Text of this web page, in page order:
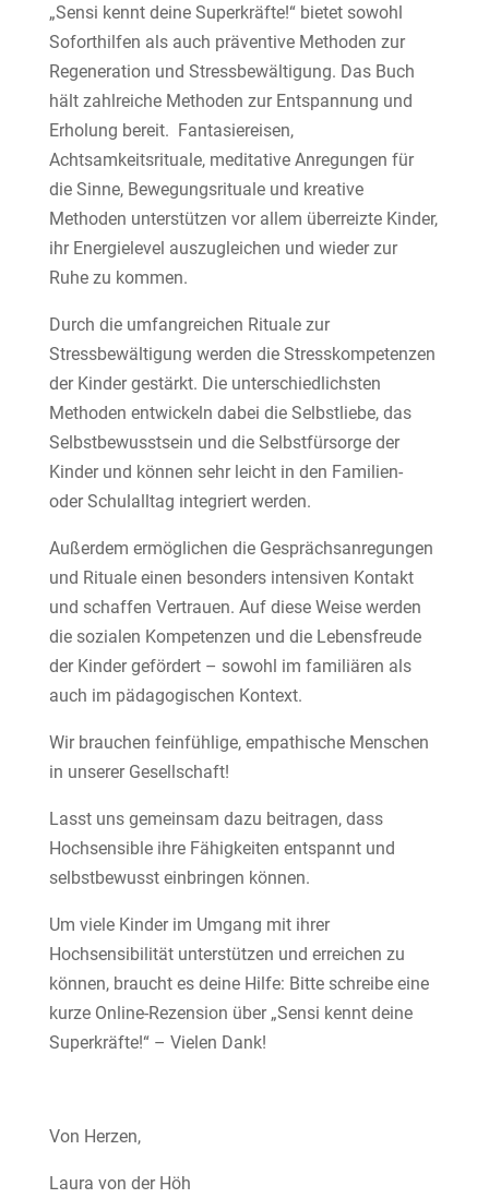
„Sensi kennt deine Superkräfte!“ bietet sowohl
Soforthilfen als auch präventive Methoden zur
Regeneration und Stressbewältigung. Das Buch
hält zahlreiche Methoden zur Entspannung und
Erholung bereit. Fantasiereisen,
Achtsamkeitsrituale, meditative Anregungen für
die Sinne, Bewegungsrituale und kreative
Methoden unterstützen vor allem überreizte Kinder,
ihr Energielevel auszugleichen und wieder zur
Ruhe zu kommen.
Durch die umfangreichen Rituale zur
Stressbewältigung werden die Stresskompetenzen
der Kinder gestärkt. Die unterschiedlichsten
Methoden entwickeln dabei die Selbstliebe, das
Selbstbewusstsein und die Selbstfürsorge der
Kinder und können sehr leicht in den Familien-
oder Schulalltag integriert werden.
Außerdem ermöglichen die Gesprächsanregungen
und Rituale einen besonders intensiven Kontakt
und schaffen Vertrauen. Auf diese Weise werden
die sozialen Kompetenzen und die Lebensfreude
der Kinder gefördert – sowohl im familiären als
auch im pädagogischen Kontext.
Wir brauchen feinfühlige, empathische Menschen
in unserer Gesellschaft!
Lasst uns gemeinsam dazu beitragen, dass
Hochsensible ihre Fähigkeiten entspannt und
selbstbewusst einbringen können.
Um viele Kinder im Umgang mit ihrer
Hochsensibilität unterstützen und erreichen zu
können, braucht es deine Hilfe: Bitte schreibe eine
kurze Online-Rezension über „Sensi kennt deine
Superkräfte!“ – Vielen Dank!
Von Herzen,
Laura von der Höh